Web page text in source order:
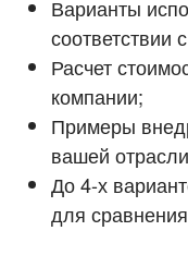
Варианты
соответствии
Расчет
компании;
Примеры
вашей
До 4-х
для